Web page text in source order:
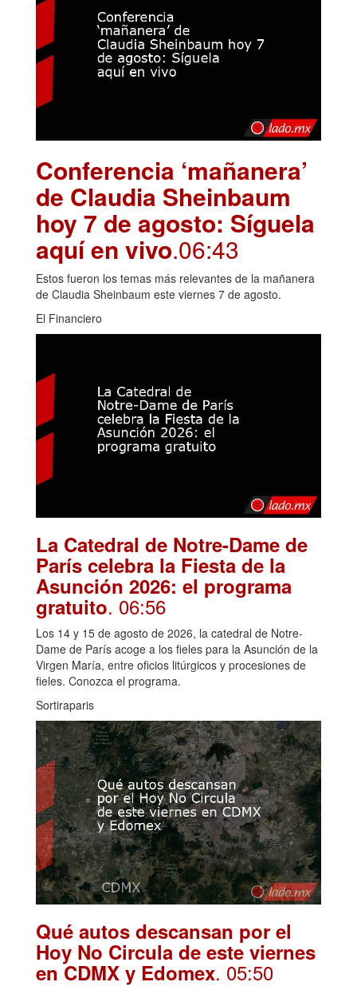
Conferencia ‘mañanera’
de Claudia Sheinbaum
hoy 7 de agosto: Síguela
aquí en vivo.06:43
Estos fueron los temas más relevantes de la mañanera
de Claudia Sheinbaum este viernes 7 de agosto.
El Financiero
La Catedral de Notre-Dame de
París celebra la Fiesta de la
Asunción 2026: el programa
gratuito. 06:56
Los 14 y 15 de agosto de 2026, la catedral de Notre-
Dame de París acoge a los fieles para la Asunción de la
Virgen María, entre oficios litúrgicos y procesiones de
fieles. Conozca el programa.
Sortiraparis
Qué autos descansan por el
Hoy No Circula de este viernes
en CDMX y Edomex. 05:50